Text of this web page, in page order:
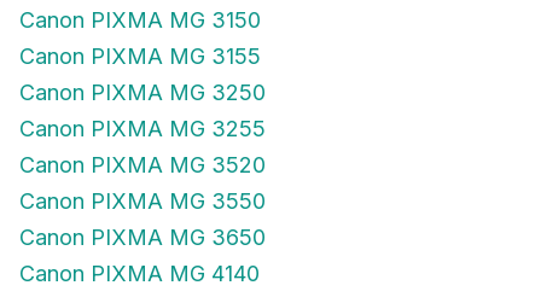
Canon PIXMA MG 3150
Canon PIXMA MG 3155
Canon PIXMA MG 3250
Canon PIXMA MG 3255
Canon PIXMA MG 3520
Canon PIXMA MG 3550
Canon PIXMA MG 3650
Canon PIXMA MG 4140